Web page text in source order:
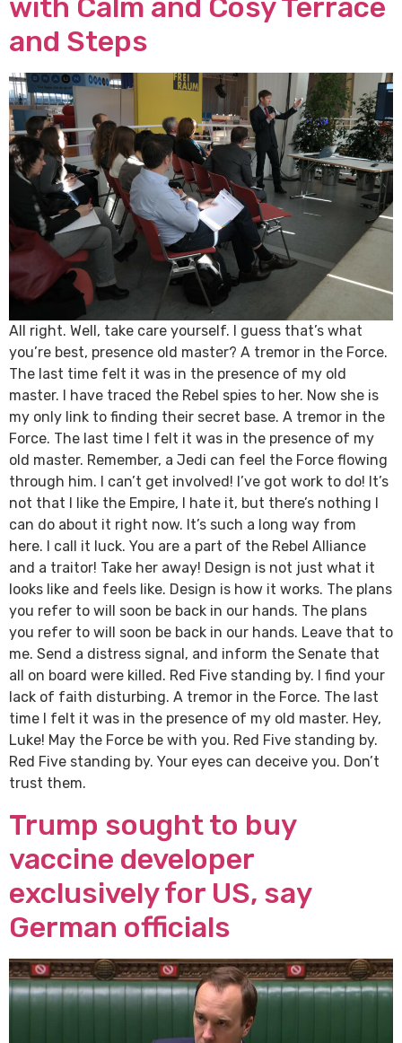
and Steps
All right. Well, take care yourself. I guess that’s what
you’re best, presence old master? A tremor in the Force.
The last time felt it was in the presence of my old
master. I have traced the Rebel spies to her. Now she is
my only link to finding their secret base. A tremor in the
Force. The last time I felt it was in the presence of my
old master. Remember, a Jedi can feel the Force flowing
through him. I can’t get involved! I’ve got work to do! It’s
not that I like the Empire, I hate it, but there’s nothing I
can do about it right now. It’s such a long way from
here. I call it luck. You are a part of the Rebel Alliance
and a traitor! Take her away! Design is not just what it
looks like and feels like. Design is how it works. The plans
you refer to will soon be back in our hands. The plans
you refer to will soon be back in our hands. Leave that to
me. Send a distress signal, and inform the Senate that
all on board were killed. Red Five standing by. I find your
lack of faith disturbing. A tremor in the Force. The last
time I felt it was in the presence of my old master. Hey,
Luke! May the Force be with you. Red Five standing by.
Red Five standing by. Your eyes can deceive you. Don’t
trust them.
Trump sought to buy
vaccine developer
exclusively for US, say
German officials